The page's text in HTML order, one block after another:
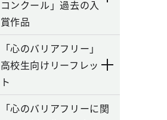
コンクール」過去の入
賞作品
「心のバリアフリー」
高校生向けリーフレッ
ト
「心のバリアフリーに関